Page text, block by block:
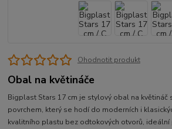
Ohodnotit produkt
Obal na květináče
Bigplast Stars 17 cm je stylový obal na květináč
povrchem, který se hodí do moderních i
kvalitního plastu bez odtokových otvorů, ideální